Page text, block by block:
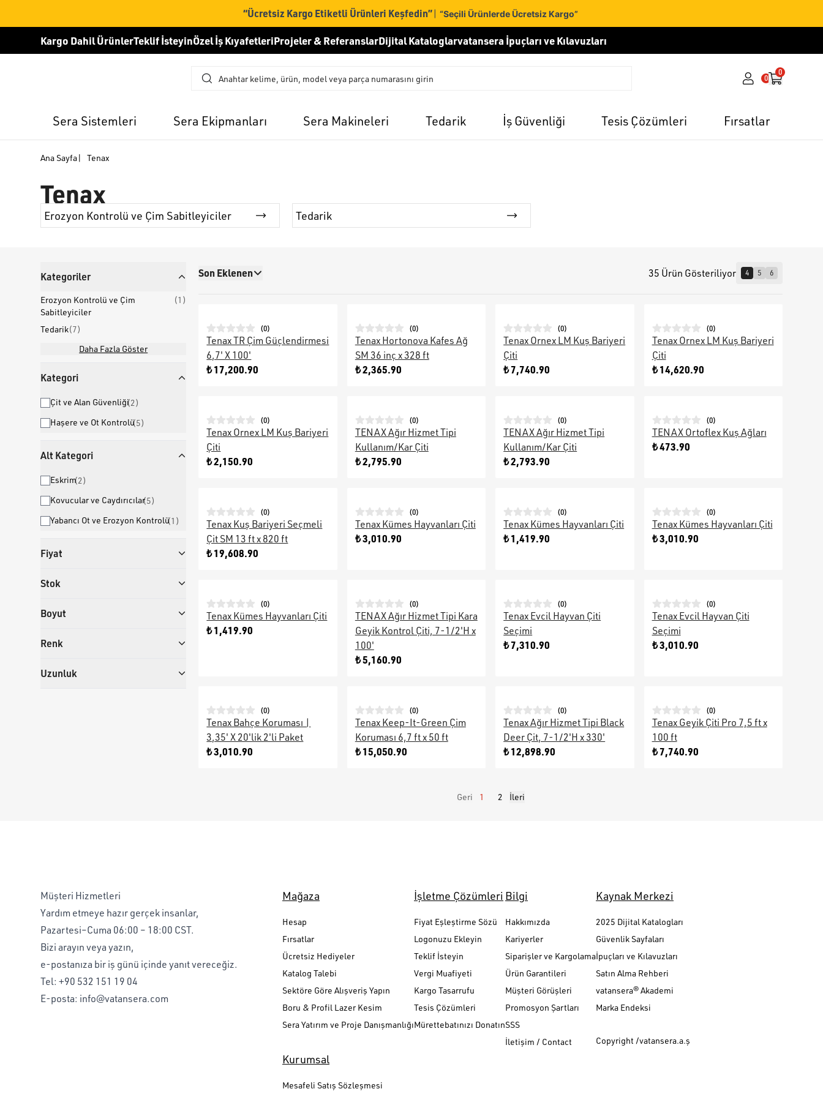
“Ücretsiz Kargo Etiketli Ürünleri Keşfedin”| “Seçili Ürünlerde Ücretsiz Kargo”
Kargo Dahil ÜrünlerTeklif İsteyinÖzel İş KıyafetleriProjeler & ReferanslarDijital Kataloglarvatansera İpuçları ve Kılavuzları
0
0
Sera Sistemleri Sera Ekipmanları Sera Makineleri Tedarik İş Güvenliği Tesis Çözümleri Fırsatlar
Ana Sayfa| Tenax
Tenax
Erozyon Kontrolü ve Çim Sabitleyiciler Tedarik
Kategoriler
Erozyon Kontrolü ve Çim
Sabitleyiciler
(1 )
Tedarik(7)
Daha Fazla Göster
Kategori
Çit ve Alan Güvenliği(2)
Haşere ve Ot Kontrolü(5)
Alt Kategori
Eskrim(2)
Kovucular ve Caydırıcılar(5)
Yabancı Ot ve Erozyon Kontrolü(1 )
Fiyat
Stok
Boyut
Renk
Uzunluk
Son Eklenen 35 Ürün Gösteriliyor 4 5 6
(0)
Tenax TR Çim Güçlendirmesi
6,7' X 100'
₺ 17,200.90
(0)
Tenax Hortonova Kafes Ağ
SM 36 inç x 328 ft
₺ 2,365.90
(0)
Tenax Ornex LM Kuş Bariyeri
Çiti
₺ 7,740.90
(0)
Tenax Ornex LM Kuş Bariyeri
Çiti
₺ 14,620.90
(0)
Tenax Ornex LM Kuş Bariyeri
Çiti
₺ 2,150.90
(0)
TENAX Ağır Hizmet Tipi
Kullanım/Kar Çiti
₺ 2,795.90
(0)
TENAX Ağır Hizmet Tipi
Kullanım/Kar Çiti
₺ 2,793.90
(0)
TENAX Ortoflex Kuş Ağları
₺ 473.90
(0)
Tenax Kuş Bariyeri Seçmeli
Çit SM 13 ft x 820 ft
₺ 19,608.90
(0)
Tenax Kümes Hayvanları Çiti
₺ 3,010.90
(0)
Tenax Kümes Hayvanları Çiti
₺ 1,419.90
(0)
Tenax Kümes Hayvanları Çiti
₺ 3,010.90
(0)
Tenax Kümes Hayvanları Çiti
₺ 1,419.90
(0)
TENAX Ağır Hizmet Tipi Kara
Geyik Kontrol Çiti, 7-1/2'H x
100'
₺ 5,160.90
(0)
Tenax Evcil Hayvan Çiti
Seçimi
₺ 7,310.90
(0)
Tenax Evcil Hayvan Çiti
Seçimi
₺ 3,010.90
(0)
Tenax Bahçe Koruması |
3,35' X 20'lik 2'li Paket
₺ 3,010.90
(0)
Tenax Keep-It-Green Çim
Koruması 6,7 ft x 50 ft
₺ 15,050.90
(0)
Tenax Ağır Hizmet Tipi Black
Deer Çit, 7-1/2'H x 330'
₺ 12,898.90
(0)
Tenax Geyik Çiti Pro 7,5 ft x
100 ft
₺ 7,740.90
Geri 1 2 İleri
Müşteri Hizmetleri
Yardım etmeye hazır gerçek insanlar,
Pazartesi–Cuma 06:00 – 18:00 CST.
Bizi arayın veya yazın,
e-postanıza bir iş günü içinde yanıt vereceğiz.
Tel: +90 532 151 19 04
E-posta: info@vatansera.com
Mağaza
Hesap
Fırsatlar
Ücretsiz Hediyeler
Katalog Talebi
Sektöre Göre Alışveriş Yapın
Boru & Profil Lazer Kesim
Sera Yatırım ve Proje Danışmanlığı
İşletme Çözümleri
Fiyat Eşleştirme Sözü
Logonuzu Ekleyin
Teklif İsteyin
Vergi Muafiyeti
Kargo Tasarrufu
Tesis Çözümleri
Mürettebatınızı Donatın
Bilgi
Hakkımızda
Kariyerler
Siparişler ve Kargolama
Ürün Garantileri
Müşteri Görüşleri
Promosyon Şartları
SSS
İletişim / Contact
Kaynak Merkezi
2025 Dijital Katalogları
Güvenlik Sayfaları
İpuçları ve Kılavuzları
Satın Alma Rehberi
vatansera® Akademi
Marka Endeksi
Copyright /vatansera.a.ş
Kurumsal
Mesafeli Satış Sözleşmesi